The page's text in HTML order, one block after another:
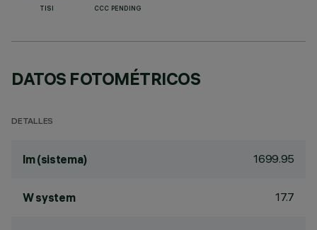
TISI CCC PENDING
DATOS FOTOMÉTRICOS
DETALLES
lm (sistema) 1699.95
W system 17.7